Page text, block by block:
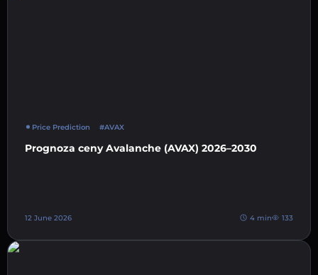
Price Prediction #AVAX
Prognoza ceny Avalanche (AVAX) 2026–2030
12 June 2026 4 min 133